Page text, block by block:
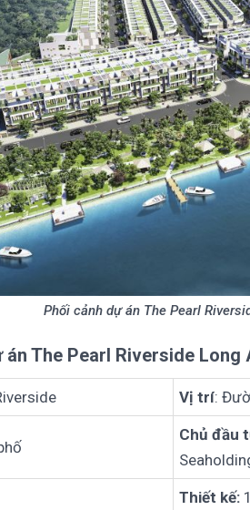
Phối cảnh dự án The Pearl
The Pearl Riverside Long
Vị trí:
Chủ đầu
Thiết kế: